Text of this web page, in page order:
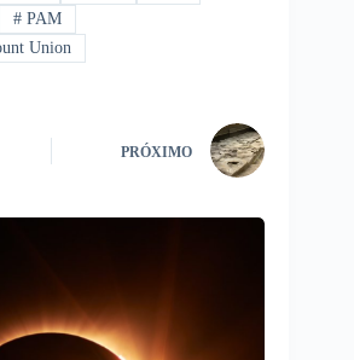
#PAM
Union
PRÓXIMO